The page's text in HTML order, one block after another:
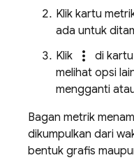
Klik kartu
ada untuk
Klik
more_vert
di
melihat opsi
mengganti
Bagan metrik
dikumpulkan dari
bentuk grafis